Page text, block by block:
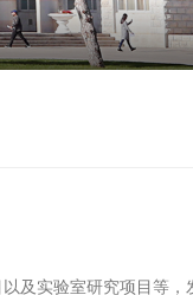
实验室研究项目等，